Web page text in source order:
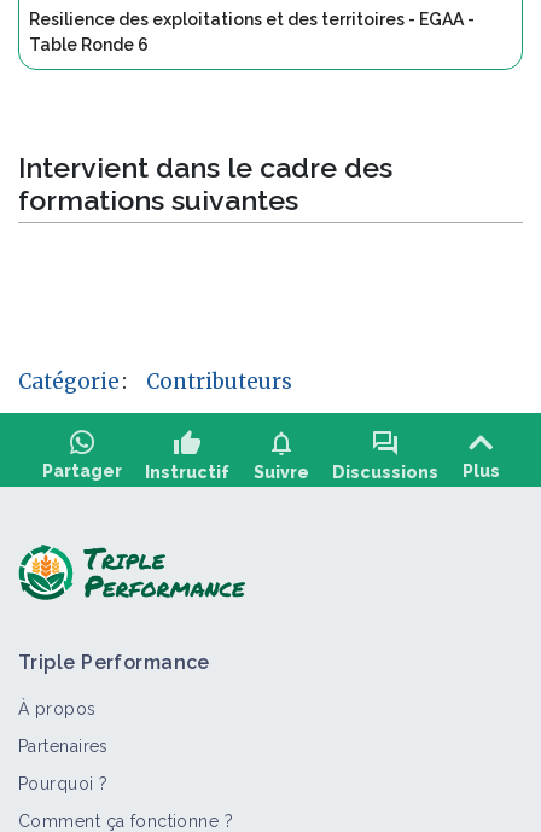
Resilience des exploitations et des territoires - EGAA -
Table Ronde 6
Intervient dans le cadre des
formations suivantes
Catégorie: Contributeurs
Partager
thumb_up
Instructif
notifications
Suivre
forum
Discussions Plus
Triple Performance
À propos
Partenaires
Pourquoi ?
Comment ça fonctionne ?